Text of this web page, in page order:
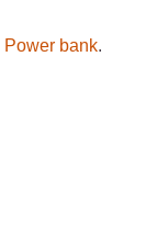
Power bank.